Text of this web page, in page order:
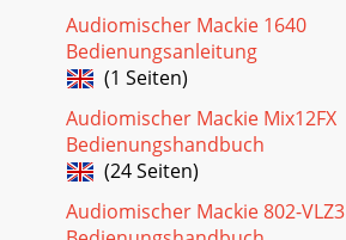
Audiomischer Mackie 1640
Bedienungsanleitung
(1 Seiten)
Audiomischer Mackie Mix12FX
Bedienungshandbuch
(24 Seiten)
Audiomischer Mackie 802-VLZ3